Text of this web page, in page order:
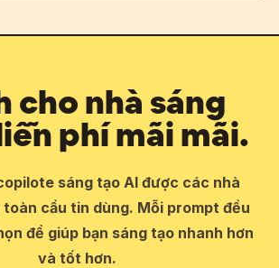
cho nhà sáng
phí mãi mãi.
sáng tạo AI được các nhà
cầu tin dùng. Mỗi prompt đều
để giúp bạn sáng tạo nhanh hơn
và tốt hơn.